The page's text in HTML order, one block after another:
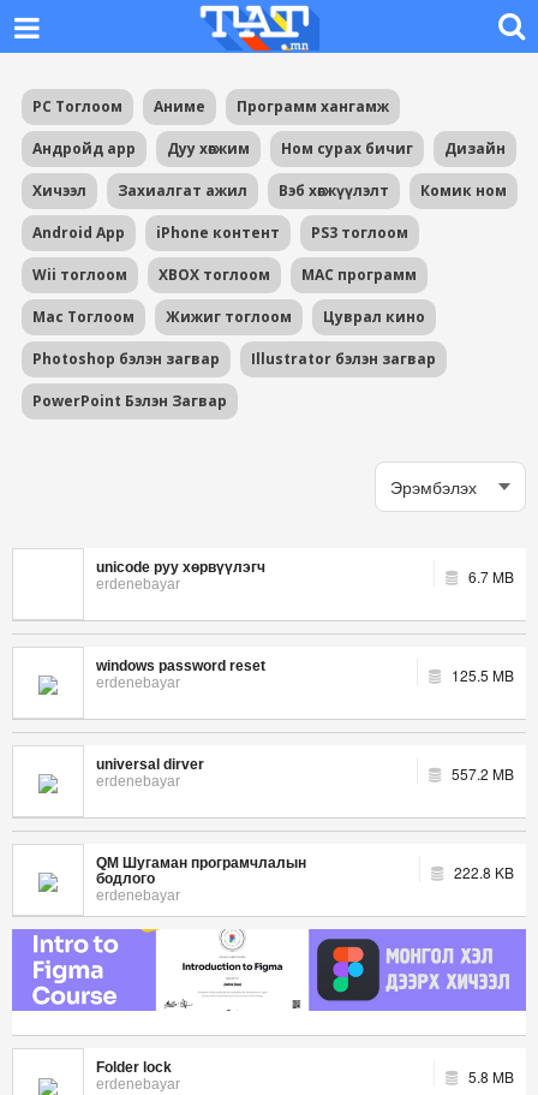
PC Тоглоом Аниме Программ хангамж
Андройд app Дуу хөгжим Ном сурах бичиг Дизайн
Хичээл Захиалгат ажил Вэб хөгжүүлэлт Комик ном
Android App iPhone контент PS3 тоглоом
Wii тоглоом XBOX тоглоом MAC программ
Mac Тоглоом Жижиг тоглоом Цуврал кино
Photoshop бэлэн загвар Illustrator бэлэн загвар
PowerPoint Бэлэн Загвар
unicode руу хөрвүүлэгч
erdenebayar
6.7 MB
windows password reset
erdenebayar
125.5 MB
universal dirver
erdenebayar
557.2 MB
QM Шугаман програмчлалын
бодлого
erdenebayar
222.8 KB
Folder lock
erdenebayar
5.8 MB